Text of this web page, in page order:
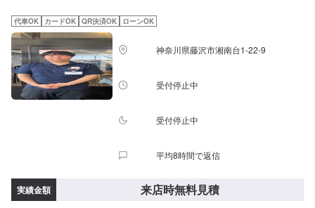
代車OK カードOK QR決済OK ローンOK
神奈川県藤沢市湘南台1-22-9
受付停止中
受付停止中
平均8時間で返信
実績金額 来店時無料見積